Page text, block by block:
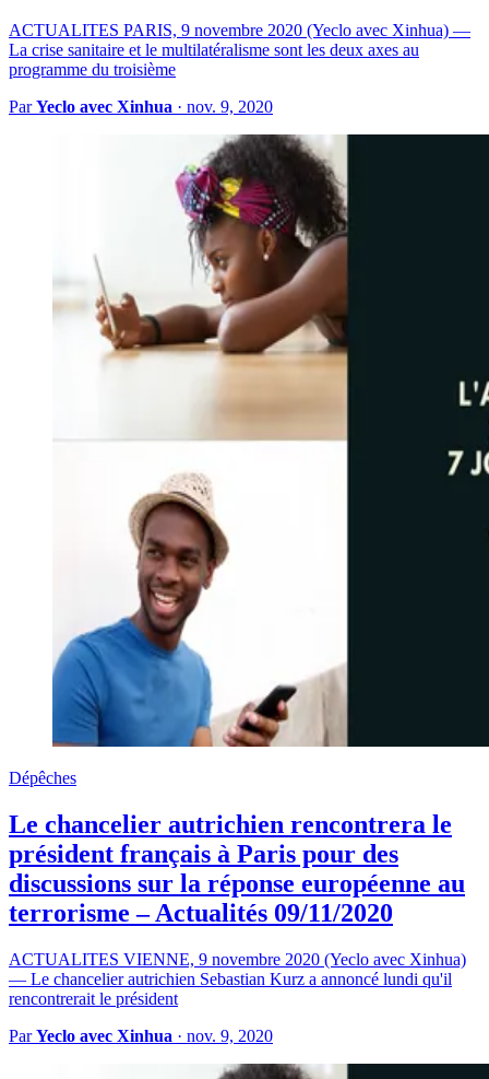
ACTUALITES PARIS, 9 novembre 2020 (Yeclo avec Xinhua) —
La crise sanitaire et le multilatéralisme sont les deux axes au
programme du troisième
ParYeclo avec Xinhua · nov. 9, 2020
Dépêches
Le chancelier autrichien rencontrera le
président français à Paris pour des
discussions sur la réponse européenne au
terrorisme – Actualités 09/11/2020
ACTUALITES VIENNE, 9 novembre 2020 (Yeclo avec Xinhua)
— Le chancelier autrichien Sebastian Kurz a annoncé lundi qu'il
rencontrerait le président
ParYeclo avec Xinhua · nov. 9, 2020